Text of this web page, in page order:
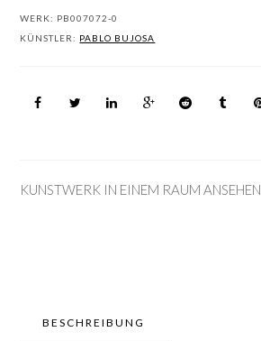
WERK: PB007072-0
KÜNSTLER: PABLO BUJOSA
KUNSTWERK IN EINEM RAUM ANSEHEN
BESCHREIBUNG